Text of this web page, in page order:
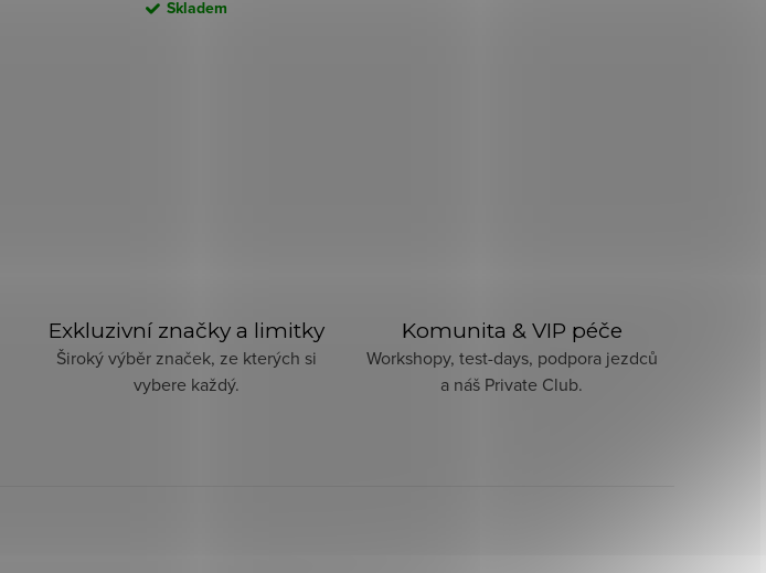
Skladem
Exkluzivní značky a limitky
Široký výběr značek, ze kterých si
vybere každý.
Komunita & VIP péče
Workshopy, test-days, podpora jezdců
a náš Private Club.